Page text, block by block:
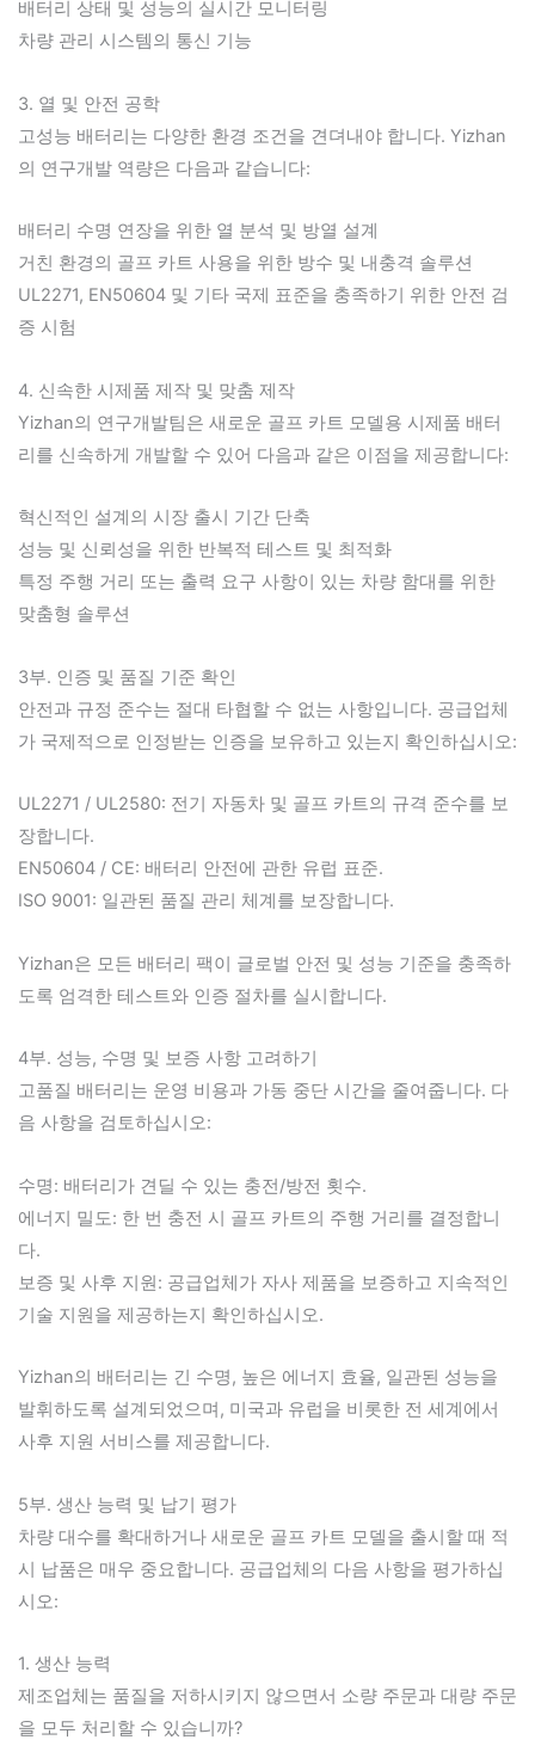
배터리 상태 및 성능의 실시간 모니터링
차량 관리 시스템의 통신 기능
3. 열 및 안전 공학
고성능 배터리는 다양한 환경 조건을 견뎌내야 합니다. Yizhan
의 연구개발 역량은 다음과 같습니다:
배터리 수명 연장을 위한 열 분석 및 방열 설계
거친 환경의 골프 카트 사용을 위한 방수 및 내충격 솔루션
UL2271, EN50604 및 기타 국제 표준을 충족하기 위한 안전 검
증 시험
4. 신속한 시제품 제작 및 맞춤 제작
Yizhan의 연구개발팀은 새로운 골프 카트 모델용 시제품 배터
리를 신속하게 개발할 수 있어 다음과 같은 이점을 제공합니다:
혁신적인 설계의 시장 출시 기간 단축
성능 및 신뢰성을 위한 반복적 테스트 및 최적화
특정 주행 거리 또는 출력 요구 사항이 있는 차량 함대를 위한
맞춤형 솔루션
3부. 인증 및 품질 기준 확인
안전과 규정 준수는 절대 타협할 수 없는 사항입니다. 공급업체
가 국제적으로 인정받는 인증을 보유하고 있는지 확인하십시오:
UL2271 / UL2580: 전기 자동차 및 골프 카트의 규격 준수를 보
장합니다.
EN50604 / CE: 배터리 안전에 관한 유럽 표준.
ISO 9001: 일관된 품질 관리 체계를 보장합니다.
Yizhan은 모든 배터리 팩이 글로벌 안전 및 성능 기준을 충족하
도록 엄격한 테스트와 인증 절차를 실시합니다.
4부. 성능, 수명 및 보증 사항 고려하기
고품질 배터리는 운영 비용과 가동 중단 시간을 줄여줍니다. 다
음 사항을 검토하십시오:
수명: 배터리가 견딜 수 있는 충전/방전 횟수.
에너지 밀도: 한 번 충전 시 골프 카트의 주행 거리를 결정합니
다.
보증 및 사후 지원: 공급업체가 자사 제품을 보증하고 지속적인
기술 지원을 제공하는지 확인하십시오.
Yizhan의 배터리는 긴 수명, 높은 에너지 효율, 일관된 성능을
발휘하도록 설계되었으며, 미국과 유럽을 비롯한 전 세계에서
사후 지원 서비스를 제공합니다.
5부. 생산 능력 및 납기 평가
차량 대수를 확대하거나 새로운 골프 카트 모델을 출시할 때 적
시 납품은 매우 중요합니다. 공급업체의 다음 사항을 평가하십
시오:
1. 생산 능력
제조업체는 품질을 저하시키지 않으면서 소량 주문과 대량 주문
을 모두 처리할 수 있습니까?